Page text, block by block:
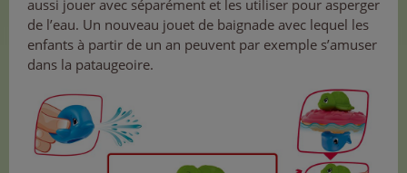
aussi jouer avec séparément et les utiliser pour asperger
de l’eau. Un nouveau jouet de baignade avec lequel les
enfants à partir de un an peuvent par exemple s’amuser
dans la pataugeoire.